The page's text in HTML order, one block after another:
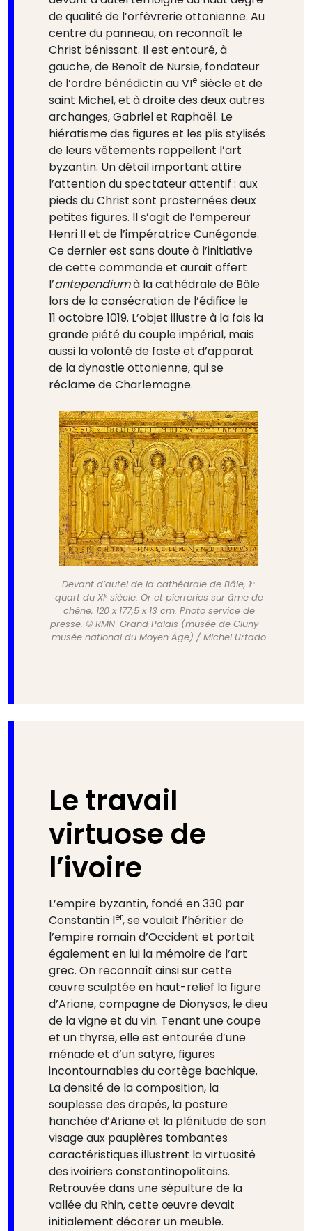
de qualité de l’orfèvrerie ottonienne. Au
centre du panneau, on reconnaît le
Christ bénissant. Il est entouré, à
gauche, de Benoît de Nursie, fondateur
de l’ordre bénédictin au VIe siècle et de
saint Michel, et à droite des deux autres
archanges, Gabriel et Raphaël. Le
hiératisme des figures et les plis stylisés
de leurs vêtements rappellent l’art
byzantin. Un détail important attire
l’attention du spectateur attentif : aux
pieds du Christ sont prosternées deux
petites figures. Il s’agit de l’empereur
Henri II et de l’impératrice Cunégonde.
Ce dernier est sans doute à l’initiative
de cette commande et aurait offert
l’antependiumà la cathédrale de Bâle
lors de la consécration de l’édifice le
11 octobre 1019. L’objet illustre à la fois la
grande piété du couple impérial, mais
aussi la volonté de faste et d’apparat
de la dynastie ottonienne, qui se
réclame de Charlemagne.
Devant d’autel de la cathédrale de Bâle, 1ᵉʳ
quart du XIᵉ siècle. Or et pierreries sur âme de
chêne, 120 x 177,5 x 13 cm. Photo service de
presse. © RMN-Grand Palais (musée de Cluny –
musée national du Moyen Âge) / Michel Urtado
Le travail
virtuose de
l’ivoire
L’empire byzantin, fondé en 330 par
Constantin Ier, se voulait l’héritier de
l’empire romain d’Occident et portait
également en lui la mémoire de l’art
grec. On reconnaît ainsi sur cette
œuvre sculptée en haut-relief la figure
d’Ariane, compagne de Dionysos, le dieu
de la vigne et du vin. Tenant une coupe
et un thyrse, elle est entourée d’une
ménade et d’un satyre, figures
incontournables du cortège bachique.
La densité de la composition, la
souplesse des drapés, la posture
hanchée d’Ariane et la plénitude de son
visage aux paupières tombantes
caractéristiques illustrent la virtuosité
des ivoiriers constantinopolitains.
Retrouvée dans une sépulture de la
vallée du Rhin, cette œuvre devait
initialement décorer un meuble.